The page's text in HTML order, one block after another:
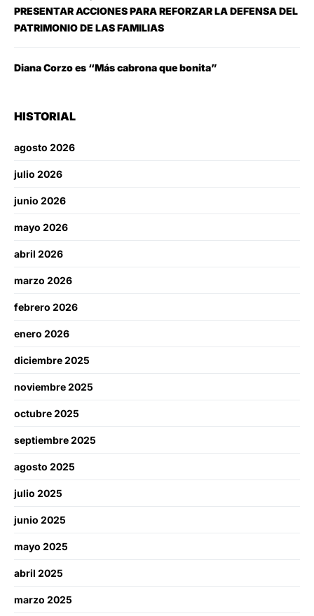
PRESENTAR ACCIONES PARA REFORZAR LA DEFENSA DEL
PATRIMONIO DE LAS FAMILIAS
Diana Corzo es “Más cabrona que bonita”
HISTORIAL
agosto 2026
julio 2026
junio 2026
mayo 2026
abril 2026
marzo 2026
febrero 2026
enero 2026
diciembre 2025
noviembre 2025
octubre 2025
septiembre 2025
agosto 2025
julio 2025
junio 2025
mayo 2025
abril 2025
marzo 2025